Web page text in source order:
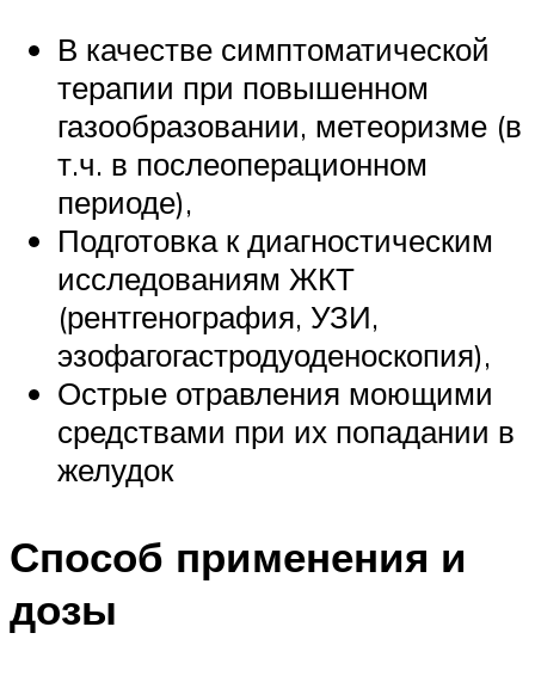
В качестве симптоматической
терапии при повышенном
газообразовании, метеоризме (в
т.ч. в послеоперационном
периоде),
Подготовка к диагностическим
исследованиям ЖКТ
(рентгенография, УЗИ,
эзофагогастродуоденоскопия),
Острые отравления моющими
средствами при их попадании в
желудок
Способ применения и
дозы